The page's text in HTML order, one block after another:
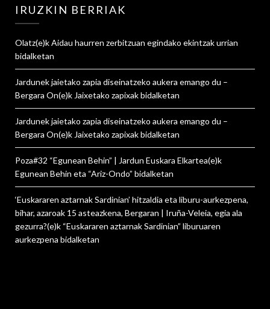
IRUZKIN BERRIAK
Olatz(e)kAidau haurren zerbitzuan egindako ekintzak urrian
bidalketan
Jardunek jaietako zapia diseinatzeko aukera emango du –
Bergara On(e)k Jaixetako zapixakbidalketan
Jardunek jaietako zapia diseinatzeko aukera emango du –
Bergara On(e)k Jaixetako zapixakbidalketan
Poza#32 “Egunean Behin” | Jardun Euskara Elkartea(e)k
Egunean Behin eta “Ariz-Ondo” bidalketan
‘Euskararen aztarnak Sardinian’ hitzaldia eta liburu-aurkezpena,
bihar, azaroak 15 asteazkena, Bergaran | Iruña-Veleia, egia ala
gezurra?(e)k “Euskararen aztarnak Sardinian” liburuaren
aurkezpena bidalketan